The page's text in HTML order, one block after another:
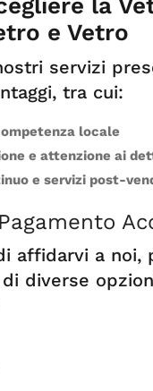
la
e Vetro
servizi
tra cui:
locale
e attenzione ai
e servizi post-
affidarvi a noi,
diverse